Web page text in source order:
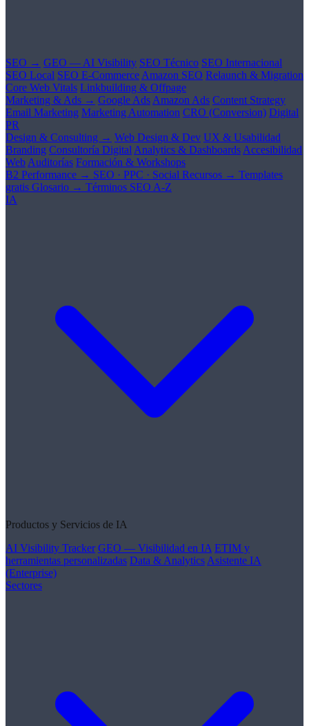
SEO → GEO — AI Visibility SEO Técnico SEO Internacional
SEO Local SEO E-Commerce Amazon SEO Relaunch & Migration
Core Web Vitals Linkbuilding & Offpage
Marketing & Ads → Google Ads Amazon Ads Content Strategy
Email Marketing Marketing Automation CRO (Conversion) Digital
PR
Design & Consulting → Web Design & Dev UX & Usabilidad
Branding Consultoría Digital Analytics & Dashboards Accesibilidad
Web Auditorías Formación & Workshops
B2 Performance → SEO · PPC · Social Recursos → Templates
gratis Glosario → Términos SEO A-Z
IA
Productos y Servicios de IA
AI Visibility Tracker GEO — Visibilidad en IA ETIM y
herramientas personalizadas Data & Analytics Asistente IA
(Enterprise)
Sectores